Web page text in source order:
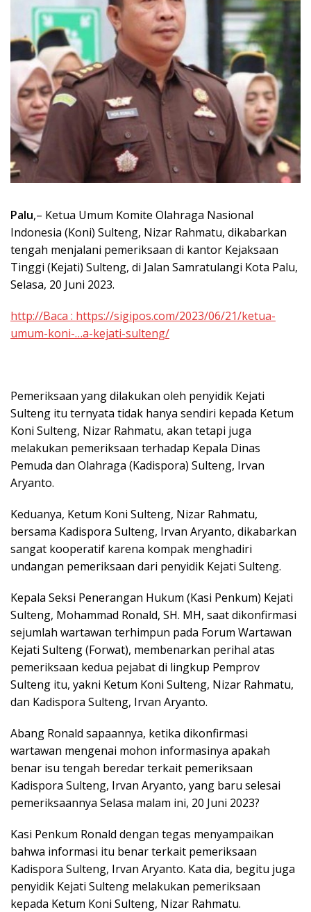
Palu,– Ketua Umum Komite Olahraga Nasional
Indonesia (Koni) Sulteng, Nizar Rahmatu, dikabarkan
tengah menjalani pemeriksaan di kantor Kejaksaan
Tinggi (Kejati) Sulteng, di Jalan Samratulangi Kota Palu,
Selasa, 20 Juni 2023.
http://Baca : https://sigipos.com/2023/06/21/ketua-
umum-koni-…a-kejati-sulteng/
Pemeriksaan yang dilakukan oleh penyidik Kejati
Sulteng itu ternyata tidak hanya sendiri kepada Ketum
Koni Sulteng, Nizar Rahmatu, akan tetapi juga
melakukan pemeriksaan terhadap Kepala Dinas
Pemuda dan Olahraga (Kadispora) Sulteng, Irvan
Aryanto.
Keduanya, Ketum Koni Sulteng, Nizar Rahmatu,
bersama Kadispora Sulteng, Irvan Aryanto, dikabarkan
sangat kooperatif karena kompak menghadiri
undangan pemeriksaan dari penyidik Kejati Sulteng.
Kepala Seksi Penerangan Hukum (Kasi Penkum) Kejati
Sulteng, Mohammad Ronald, SH. MH, saat dikonfirmasi
sejumlah wartawan terhimpun pada Forum Wartawan
Kejati Sulteng (Forwat), membenarkan perihal atas
pemeriksaan kedua pejabat di lingkup Pemprov
Sulteng itu, yakni Ketum Koni Sulteng, Nizar Rahmatu,
dan Kadispora Sulteng, Irvan Aryanto.
Abang Ronald sapaannya, ketika dikonfirmasi
wartawan mengenai mohon informasinya apakah
benar isu tengah beredar terkait pemeriksaan
Kadispora Sulteng, Irvan Aryanto, yang baru selesai
pemeriksaannya Selasa malam ini, 20 Juni 2023?
Kasi Penkum Ronald dengan tegas menyampaikan
bahwa informasi itu benar terkait pemeriksaan
Kadispora Sulteng, Irvan Aryanto. Kata dia, begitu juga
penyidik Kejati Sulteng melakukan pemeriksaan
kepada Ketum Koni Sulteng, Nizar Rahmatu.